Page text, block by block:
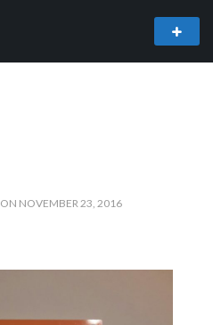
ON NOVEMBER 23, 2016